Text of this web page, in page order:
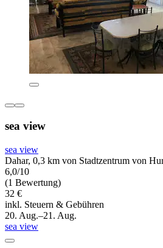
sea view
sea view
Dahar, 0,3 km von Stadtzentrum von
6,0/10
(1 Bewertung)
32 €
inkl. Steuern & Gebühren
20. Aug.–21. Aug.
sea view